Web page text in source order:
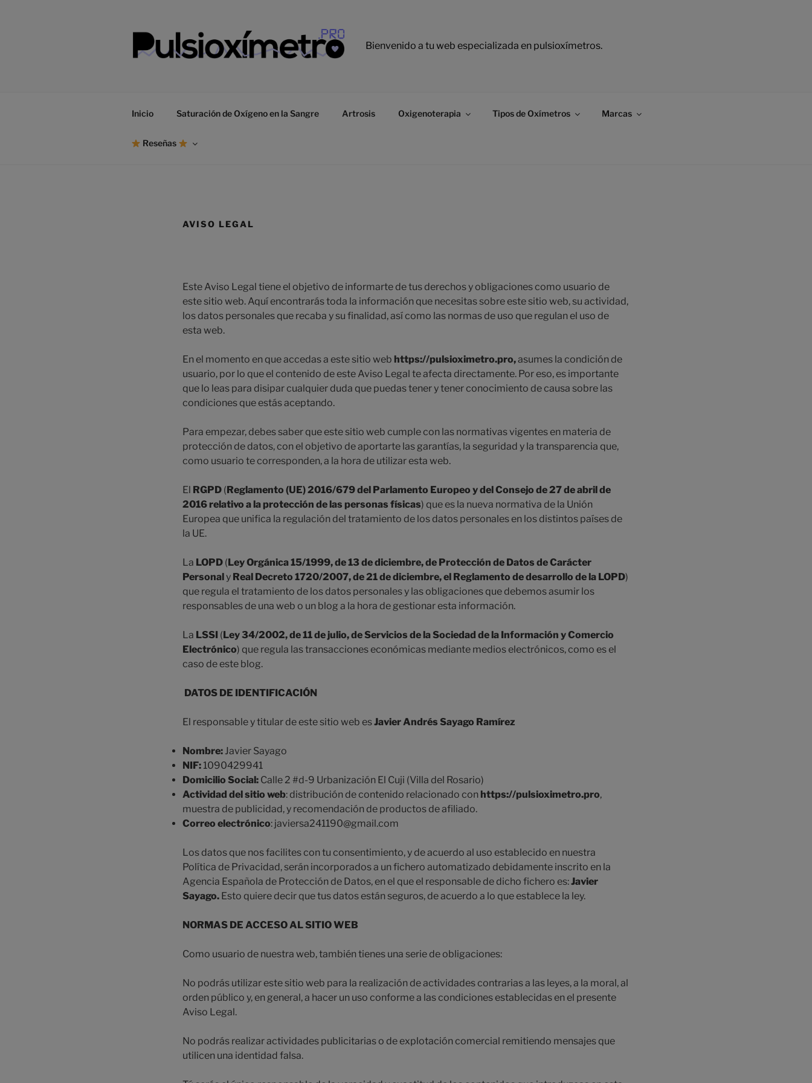
Bienvenido a tu web especializada en pulsioxímetros.
Inicio Saturación de Oxígeno en la Sangre Artrosis Oxigenoterapia Tipos de Oxímetros Marcas
Reseñas
AVISO LEGAL
Este Aviso Legal tiene el objetivo de informarte de tus derechos y obligaciones como usuario de
este sitio web. Aquí encontrarás toda la información que necesitas sobre este sitio web, su actividad,
los datos personales que recaba y su finalidad, así como las normas de uso que regulan el uso de
esta web.
En el momento en que accedas a este sitio web https://pulsioximetro.pro,asumes la condición de
usuario, por lo que el contenido de este Aviso Legal te afecta directamente. Por eso, es importante
que lo leas para disipar cualquier duda que puedas tener y tener conocimiento de causa sobre las
condiciones que estás aceptando.
Para empezar, debes saber que este sitio web cumple con las normativas vigentes en materia de
protección de datos, con el objetivo de aportarte las garantías, la seguridad y la transparencia que,
como usuario te corresponden, a la hora de utilizar esta web.
El RGPD ( Reglamento (UE) 2016/679 del Parlamento Europeo y del Consejo de 27 de abril de
2016 relativo a la protección de las personas físicas) que es la nueva normativa de la Unión
Europea que unifica la regulación del tratamiento de los datos personales en los distintos países de
la UE.
La LOPD ( Ley Orgánica 15/1999, de 13 de diciembre, de Protección de Datos de Carácter
Personal y Real Decreto 1720/2007, de 21 de diciembre, el Reglamento de desarrollo de la LOPD)
que regula el tratamiento de los datos personales y las obligaciones que debemos asumir los
responsables de una web o un blog a la hora de gestionar esta información.
La LSSI ( Ley 34/2002, de 11 de julio, de Servicios de la Sociedad de la Información y Comercio
Electrónico) que regula las transacciones económicas mediante medios electrónicos, como es el
caso de este blog.
DATOS DE IDENTIFICACIÓN
El responsable y titular de este sitio web esJavier Andrés Sayago Ramírez
Nombre:Javier Sayago
NIF: 1090429941
Domicilio Social: Calle 2 #d-9 Urbanización El Cuji (Villa del Rosario)
Actividad del sitio web: distribución de contenido relacionado con https://pulsioximetro.pro,
muestra de publicidad, y recomendación de productos de afiliado.
Correo electrónico: javiersa241190@gmail.com
Los datos que nos facilites con tu consentimiento, y de acuerdo al uso establecido en nuestra
Política de Privacidad, serán incorporados a un fichero automatizado debidamente inscrito en la
Agencia Española de Protección de Datos, en el que el responsable de dicho fichero es:Javier
Sayago. Esto quiere decir que tus datos están seguros, de acuerdo a lo que establece la ley.
NORMAS DE ACCESO AL SITIO WEB
Como usuario de nuestra web, también tienes una serie de obligaciones:
No podrás utilizar este sitio web para la realización de actividades contrarias a las leyes, a la moral, al
orden público y, en general, a hacer un uso conforme a las condiciones establecidas en el presente
Aviso Legal.
No podrás realizar actividades publicitarias o de explotación comercial remitiendo mensajes que
utilicen una identidad falsa.